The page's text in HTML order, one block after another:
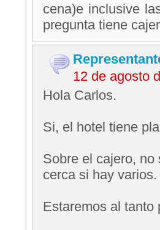
cena)e inclusive
pregunta tiene
12 de agosto
Hola Carlos.
Si, el hotel tiene
Sobre el cajero,
cerca si hay varios.
Estaremos al tanto